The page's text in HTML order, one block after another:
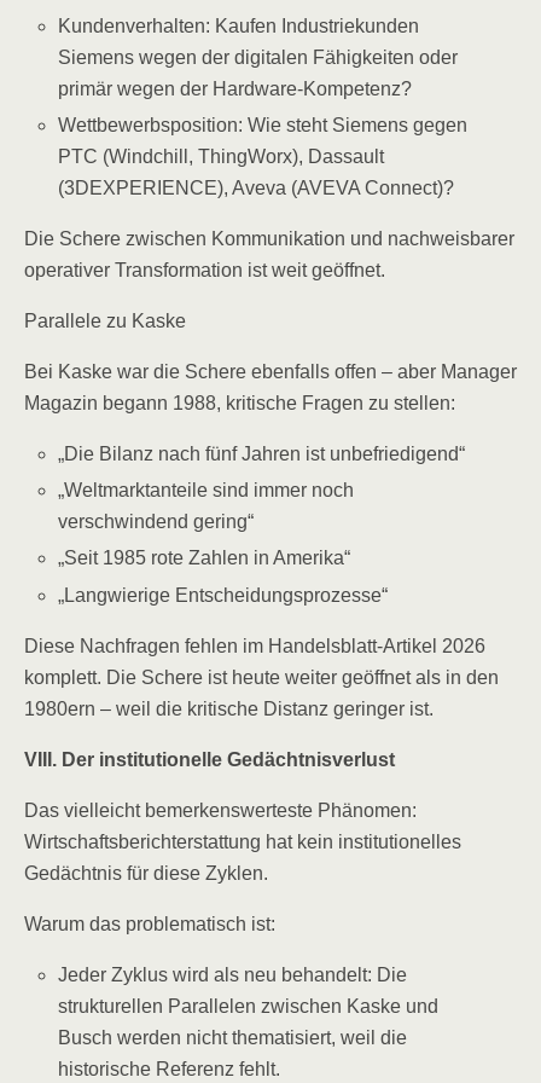
Kundenverhalten: Kaufen Industriekunden
Siemens wegen der digitalen Fähigkeiten oder
primär wegen der Hardware-Kompetenz?
Wettbewerbsposition: Wie steht Siemens gegen
PTC (Windchill, ThingWorx), Dassault
(3DEXPERIENCE), Aveva (AVEVA Connect)?
Die Schere zwischen Kommunikation und nachweisbarer
operativer Transformation ist weit geöffnet.
Parallele zu Kaske
Bei Kaske war die Schere ebenfalls offen – aber Manager
Magazin begann 1988, kritische Fragen zu stellen:
„Die Bilanz nach fünf Jahren ist unbefriedigend“
„Weltmarktanteile sind immer noch
verschwindend gering“
„Seit 1985 rote Zahlen in Amerika“
„Langwierige Entscheidungsprozesse“
Diese Nachfragen fehlen im Handelsblatt-Artikel 2026
komplett. Die Schere ist heute weiter geöffnet als in den
1980ern – weil die kritische Distanz geringer ist.
VIII. Der institutionelle Gedächtnisverlust
Das vielleicht bemerkenswerteste Phänomen:
Wirtschaftsberichterstattung hat kein institutionelles
Gedächtnis für diese Zyklen.
Warum das problematisch ist:
Jeder Zyklus wird als neu behandelt: Die
strukturellen Parallelen zwischen Kaske und
Busch werden nicht thematisiert, weil die
historische Referenz fehlt.